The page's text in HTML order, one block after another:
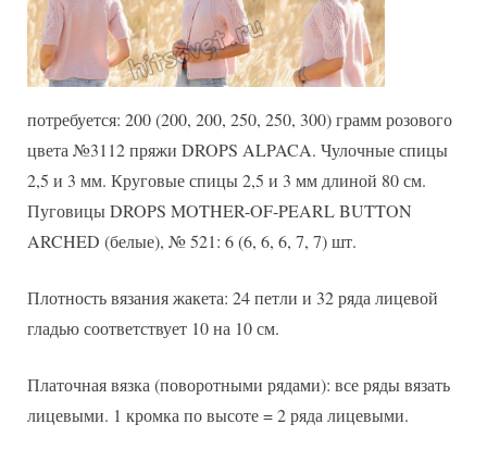
потребуется: 200 (200, 200, 250, 250, 300) грамм розового
цвета №3112 пряжи DROPS ALPACA. Чулочные спицы
2,5 и 3 мм. Круговые спицы 2,5 и 3 мм длиной 80 см.
Пуговицы DROPS MOTHER-OF-PEARL BUTTON
ARCHED (белые), № 521: 6 (6, 6, 6, 7, 7) шт.
Плотность вязания жакета: 24 петли и 32 ряда лицевой
гладью соответствует 10 на 10 см.
Платочная вязка (поворотными рядами): все ряды вязать
лицевыми. 1 кромка по высоте = 2 ряда лицевыми.